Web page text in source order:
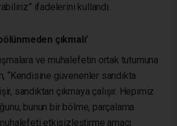
ifadelerini kullandı.
çıkmalı’
ve muhalefetin ortak tutumuna
“Kendisine güvenenler sandıkta
sandıktan çıkmaya çalışır. Hepimiz
bunun bir bölme, parçalama
etkisizleştirme amacı